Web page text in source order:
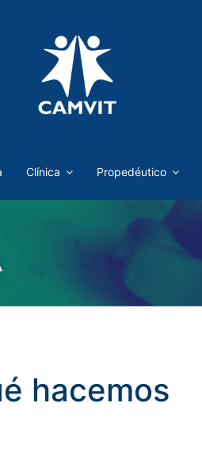
Clínica Propedéutico
hacemos